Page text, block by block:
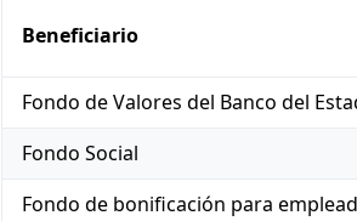
Beneficiario
Fondo de Valores del Banco del
Fondo Social
Fondo de bonificación para